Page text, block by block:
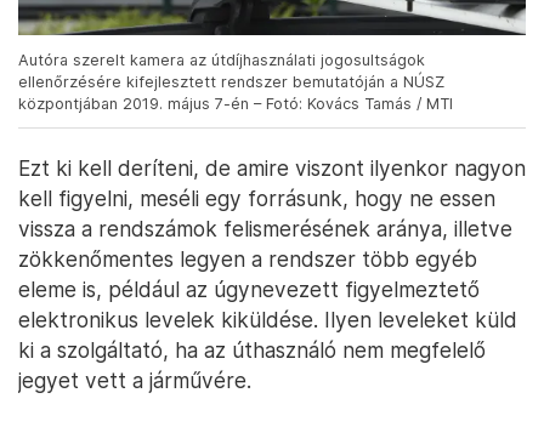
Autóra szerelt kamera az útdíjhasználati jogosultságok